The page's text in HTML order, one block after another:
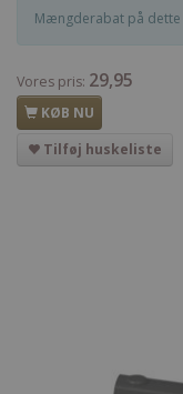
Mængderabat på
Vores pris: 29,95
KØB NU
Tilføj huskeliste